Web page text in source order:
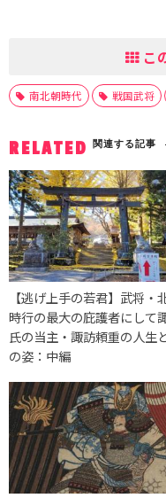
こ
南北朝時代 戦国武将
RELATED 関連する記事
【逃げ上手の若君】武将・
時行の最大の庇護者にして
氏の当主・諏訪頼重の人生
の姿：中編